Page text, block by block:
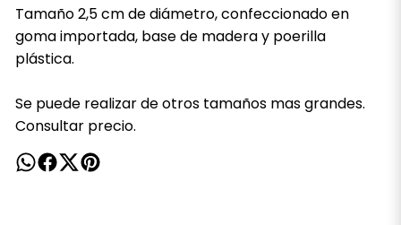
Tamaño 2,5 cm de diámetro, confeccionado en
goma importada, base de madera y poerilla
plástica.
Se puede realizar de otros tamaños mas grandes.
Consultar precio.